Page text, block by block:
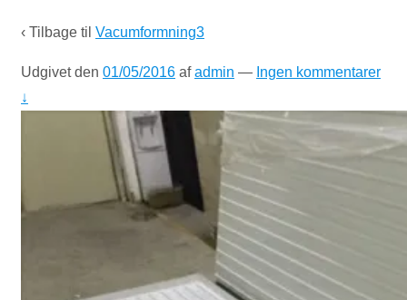
‹ Tilbage til Vacumformning3
Udgivet den 01/05/2016 afadmin — Ingen kommentarer
↓